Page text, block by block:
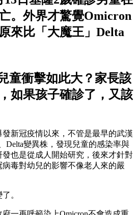
。外界才驚覺Omicron
來比「大魔王」Delta
童衝擊如此大？家長該
如果孩子確診了，又該
新冠疫情以來，不管是最早的武漢
Delta變異株，發現兒童的感染率與
也是從成人開始研究，後來才針對
毒對幼兒的影響不像老人來的嚴
。